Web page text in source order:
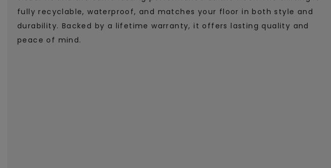
fully recyclable, waterproof, and matches your floor in both style and
durability. Backed by a lifetime warranty, it offers lasting quality and
peace of mind.